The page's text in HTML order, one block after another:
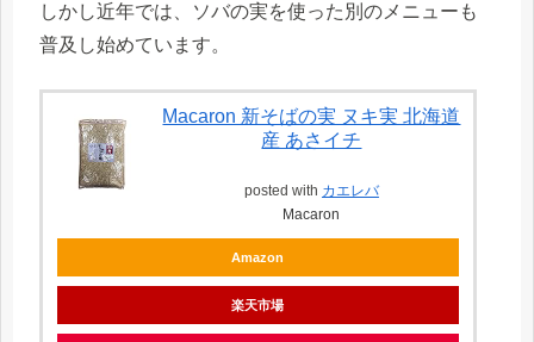
しかし近年では、ソバの実を使った別のメニューも
普及し始めています。
Macaron 新そばの実 ヌキ実 北海道
産 あさイチ
posted with カエレバ
Macaron
Amazon
楽天市場